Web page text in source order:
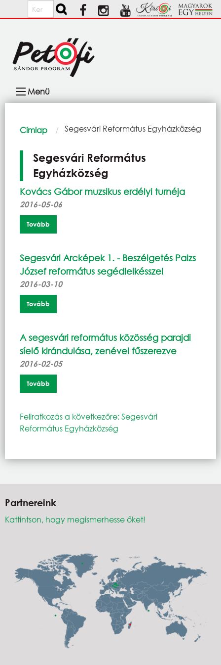
Ugrás a tartalomra
Keresés
navigáció
Menü
Morzsa
Címlap Current:
Segesvári Református Egyházközség
Segesvári Református
Egyházközség
Kovács Gábor muzsikus erdélyi turnéja
2016-05-06
Tovább
Segesvári Arcképek 1. - Beszélgetés Paizs
József református segédlelkésszel
2016-03-10
Tovább
A segesvári református közösség parajdi
síelő kirándulása, zenével fűszerezve
2016-02-05
Tovább
Feliratkozás a következőre: Segesvári
Református Egyházközség
Partnereink
Kattintson, hogy megismerhesse őket!